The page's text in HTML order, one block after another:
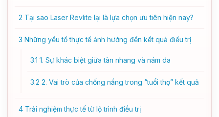
2 Tại sao Laser Revlite lại là lựa chọn ưu tiên hiện nay?
3 Những yếu tố thực tế ảnh hưởng đến kết quả điều trị
3.1 1. Sự khác biệt giữa tàn nhang và nám da
3.2 2. Vai trò của chống nắng trong “tuổi thọ” kết quả
4 Trải nghiệm thực tế từ lộ trình điều trị